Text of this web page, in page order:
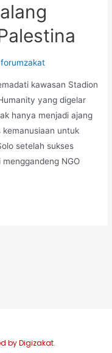
forumzakat
kawasan Stadion
yang digelar
hanya menjadi ajang
untuk
setelah sukses
NGO
by Digizakat.